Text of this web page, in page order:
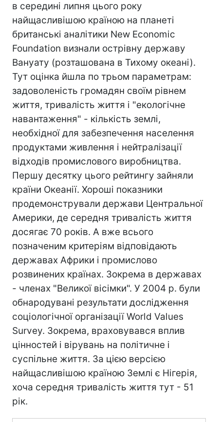
в середині липня цього року
найщасливішою країною на планеті
британські аналітики New Economic
Foundation визнали острівну державу
Вануату (розташована в Тихому океані).
Тут оцінка йшла по трьом параметрам:
задоволеність громадян своїм рівнем
життя, тривалість життя і "екологічне
навантаження" - кількість землі,
необхідної для забезпечення населення
продуктами живлення і нейтралізації
відходів промислового виробництва.
Першу десятку цього рейтингу зайняли
країни Океанії. Хороші показники
продемонстрували держави Центральної
Америки, де середня тривалість життя
досягає 70 років. А вже всього
позначеним критеріям відповідають
державах Африки і промислово
розвинених країнах. Зокрема в державах
- членах "Великої вісімки". У 2004 р. були
обнародувані результати дослідження
соціологічної організації World Values
Survey. Зокрема, враховувався вплив
цінностей і вірувань на політичне і
суспільне життя. За цією версією
найщасливішою країною Землі є Нігерія,
хоча середня тривалість життя тут - 51
рік.